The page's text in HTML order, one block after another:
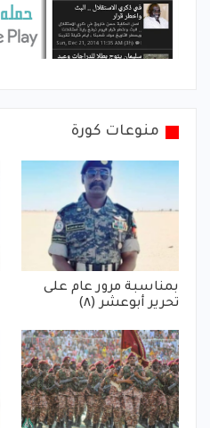
منوعات كورة
بمناسبة مرور عام على
تحرير أبوعشر (٨)